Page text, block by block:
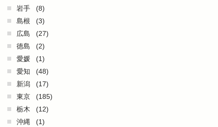
岩手
(8)
島根
(3)
広島
(27)
徳島
(2)
愛媛
(1)
愛知
(48)
新潟
(17)
東京
(185)
栃木
(12)
沖縄
(1)